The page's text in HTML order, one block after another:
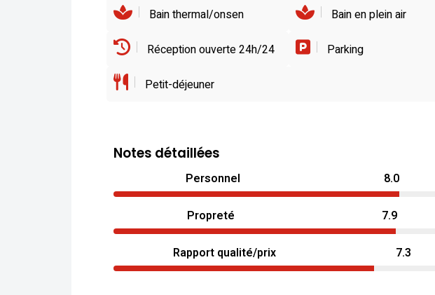
Bain thermal/onsen Bain en plein air
Réception ouverte 24h/24 Parking
Petit-déjeuner
Notes détaillées
Personnel 8.0
Propreté 7.9
Rapport qualité/prix 7.3